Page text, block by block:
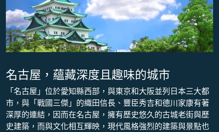
名古屋，蘊藏深度且趣味的城市
「名古屋」位於愛知縣西部，與東京和大阪並列日本三大都
市，與「戰國三傑」的織田信長、豐臣秀吉和德川家康有著
深厚的連結，因而在名古屋，擁有歷史悠久的古城老街與歷
史建築，而與文化相互輝映，現代風格強烈的建築與景點也